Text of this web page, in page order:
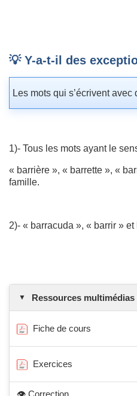
💡 Y-a-t-il des
Les mots qui s’écrivent avec
1)- Tous les mots ayant le
« barrière », « barrette », «
famille.
2)- « barracuda », « barrir »
Ressources
Fiche de cours
Exercices
👁️ Correction